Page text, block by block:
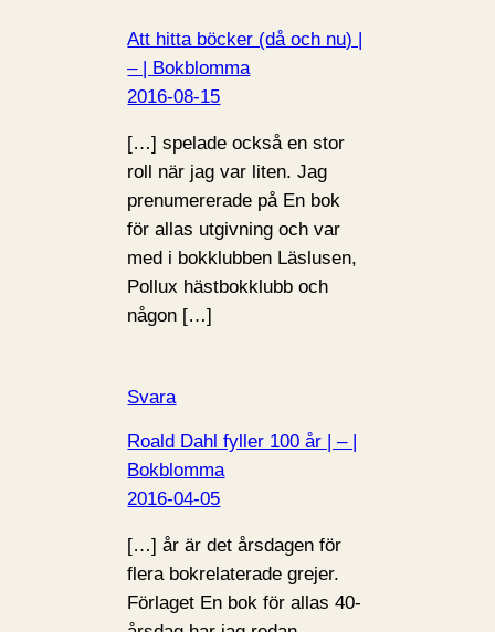
Att hitta böcker (då och nu) |
– | Bokblomma
2016-08-15
[…] spelade också en stor
roll när jag var liten. Jag
prenumererade på En bok
för allas utgivning och var
med i bokklubben Läslusen,
Pollux hästbokklubb och
någon […]
Svara
Roald Dahl fyller 100 år | – |
Bokblomma
2016-04-05
[…] år är det årsdagen för
flera bokrelaterade grejer.
Förlaget En bok för allas 40-